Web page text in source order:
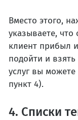
Вместо этого,
указываете, что
клиент прибыл
подойти и
услуг вы
пункт 4).
4. Списки